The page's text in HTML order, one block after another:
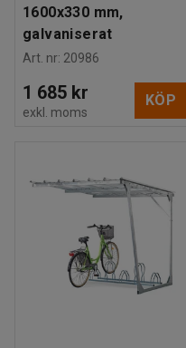
1600x330 mm,
galvaniserat
Art. nr: 20986
1 685 kr
exkl. moms
KÖP